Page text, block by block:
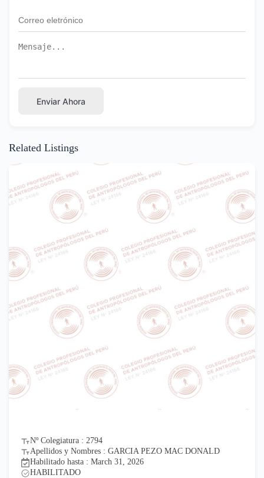
Enviar Ahora
Related Listings
Nº Colegiatura : 2794
Apellidos y Nombres : GARCIA PEZO MAC DONALD
Habilitado hasta : March 31, 2026
HABILITADO